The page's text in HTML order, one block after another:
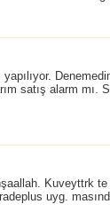
satış alarm
Kuveyttrk
uyg.